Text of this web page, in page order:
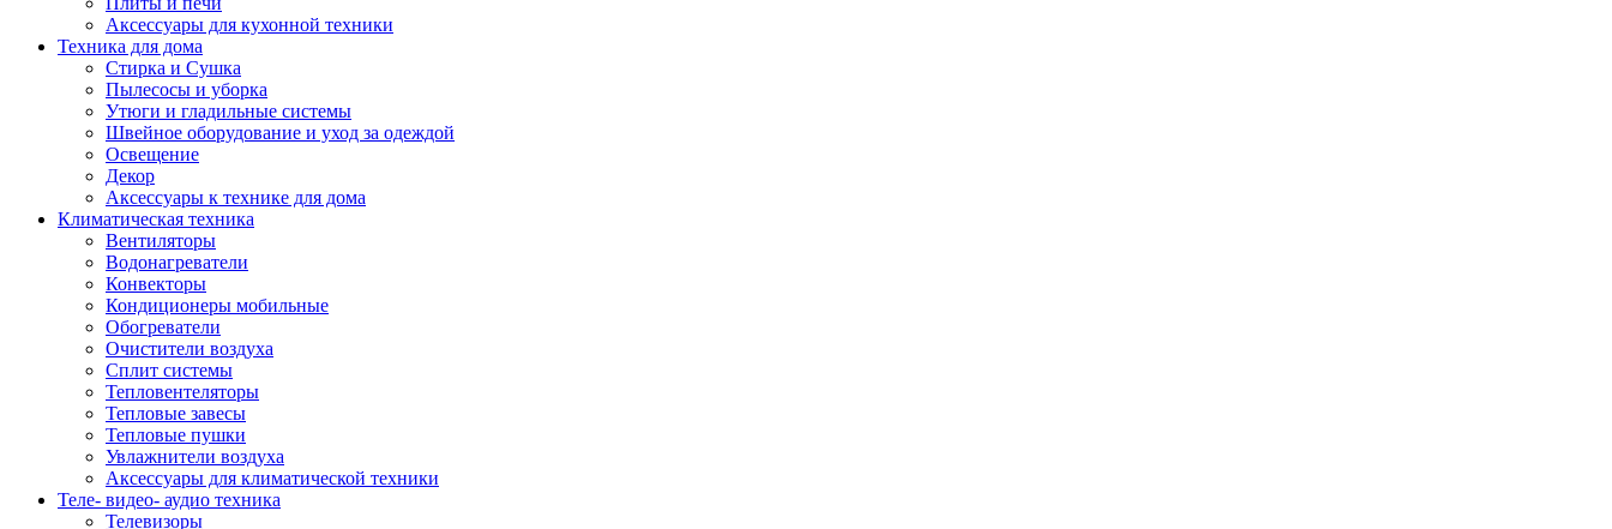
Аксессуары для кухонной техники
Техника для дома
Стирка и Сушка
Пылесосы и уборка
Утюги и гладильные системы
Швейное оборудование и уход за одеждой
Освещение
Декор
Аксессуары к технике для дома
Климатическая техника
Вентиляторы
Водонагреватели
Конвекторы
Кондиционеры мобильные
Обогреватели
Очистители воздуха
Сплит системы
Тепловентеляторы
Тепловые завесы
Тепловые пушки
Увлажнители воздуха
Аксессуары для климатической техники
Теле- видео- аудио техника
Телевизоры